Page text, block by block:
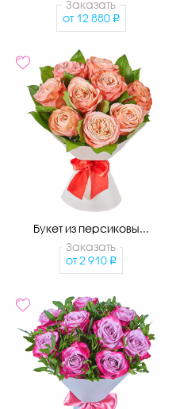
Заказать
от 12 880
Букет из персиковы...
Заказать
от 2 910